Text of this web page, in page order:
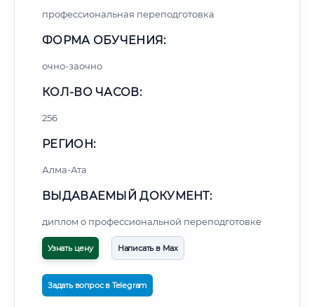
профессиональная переподготовка
ФОРМА ОБУЧЕНИЯ:
очно-заочно
КОЛ-ВО ЧАСОВ:
256
РЕГИОН:
Алма-Ата
ВЫДАВАЕМЫЙ ДОКУМЕНТ:
диплом о профессиональной переподготовке
Узнать цену Написать в Max
Задать вопрос в Telegram